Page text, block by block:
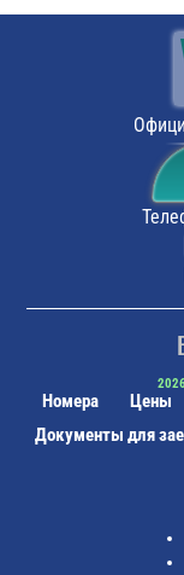
пешком
маршрутном
Номера Цены
Документы для